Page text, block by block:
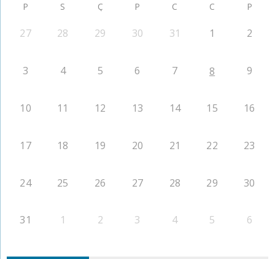
P S Ç P C C P
27 28 29 30 31 1 2
3 4 5 6 7 8 9
10 11 12 13 14 15 16
17 18 19 20 21 22 23
24 25 26 27 28 29 30
31 1 2 3 4 5 6